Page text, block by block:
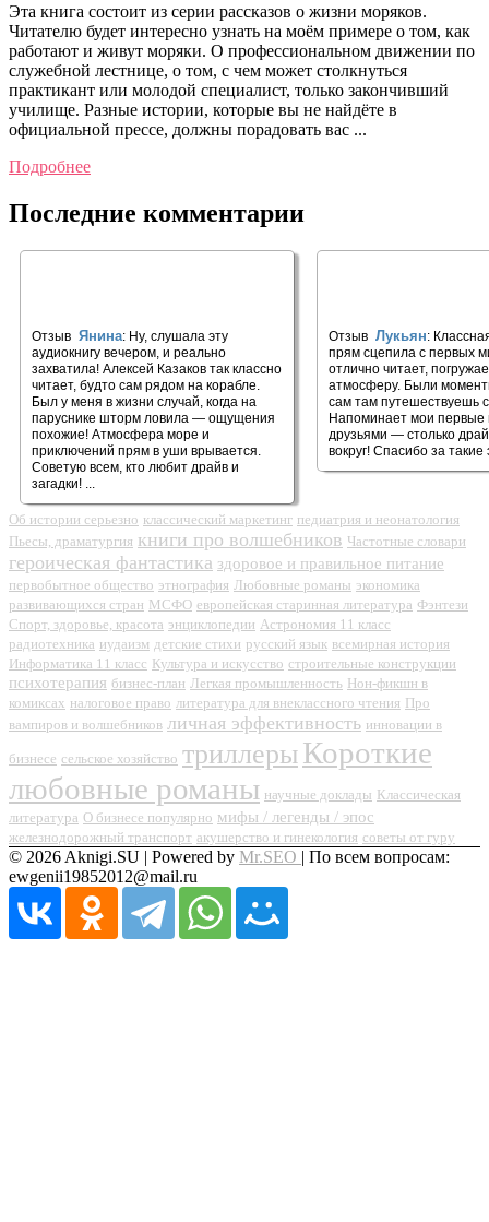
Эта книга состоит из серии рассказов о жизни моряков.
Читателю будет интересно узнать на моём примере о том, как
работают и живут моряки. О профессиональном движении по
служебной лестнице, о том, с чем может столкнуться
практикант или молодой специалист, только закончивший
училище. Разные истории, которые вы не найдёте в
официальной прессе, должны порадовать вас ...
Подробнее
Последние комментарии
Отзыв Янина: Ну, слушала эту
аудиокнигу вечером, и реально
захватила! Алексей Казаков так классно
читает, будто сам рядом на корабле.
Был у меня в жизни случай, когда на
паруснике шторм ловила — ощущения
похожие! Атмосфера море и
приключений прям в уши врывается.
Советую всем, кто любит драйв и
загадки! ...
Отзыв Лукьян:
прям сцепила с первых
отлично читает,
атмосферу. Были
сам там путешествуешь
Напоминает мои первые
друзьями — столько
вокруг! Спасибо за такие
Об истории серьезно классический маркетинг педиатрия и неонатология
Пьесы, драматургия книги про волшебников Частотные словари
героическая фантастика здоровое и правильное питание
первобытное общество этнография Любовные романы экономика
развивающихся стран МСФО европейская старинная литература Фэнтези
Спорт, здоровье, красота энциклопедии Астрономия 11 класс
радиотехника иудаизм детские стихи русский язык всемирная история
Информатика 11 класс Культура и искусство строительные конструкции
психотерапия бизнес-план Легкая промышленность Нон-фикшн в
комиксах налоговое право литература для внеклассного чтения Про
вампиров и волшебников личная эффективность инновации в
бизнесе сельское хозяйство триллерыКороткие
любовные романы научные доклады Классическая
литература О бизнесе популярно мифы / легенды / эпос
железнодорожный транспорт акушерство и гинекология советы от гуру
© 2026 Aknigi.SU | Powered by Mr.SEO | По всем вопросам:
ewgenii19852012@mail.ru